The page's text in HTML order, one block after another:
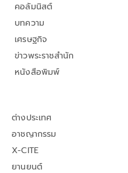
คอลัมนิสต์
บทความ
เศรษฐกิจ
ข่าวพระราชสำนัก
หนังสือพิมพ์
ต่างประเทศ
อาชญากรรม
X-CITE
ยานยนต์